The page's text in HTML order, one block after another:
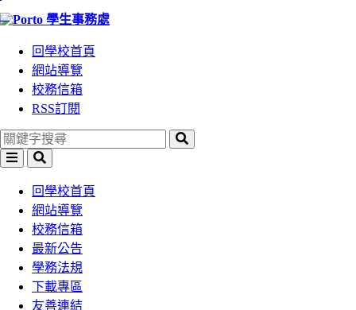
跳
區
塊
跳
區
塊
::: 學生事務處
回學校首頁
網站導覽
校務信箱
RSS訂閱
選
搜
回學校首頁
網站導覽
校務信箱
最新公告
學務法規
下載專區
友善連結